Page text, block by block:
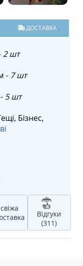
ДОСТАВКА
2 шт
- 7 шт
5 шт
Бізнес,
свіжа
Відгуки
(311)